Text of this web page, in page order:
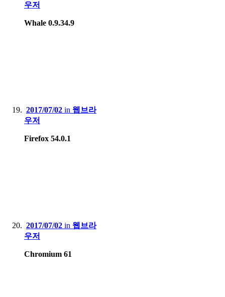
우저
Whale 0.9.34.9
2017/07/02 in 웹브라
우저
Firefox 54.0.1
2017/07/02 in 웹브라
우저
Chromium 61